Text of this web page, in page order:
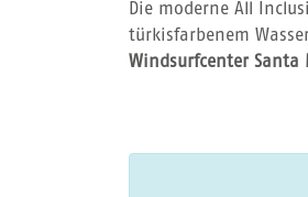
Die moderne All
türkisfarbenem
Windsurfcenter Santa